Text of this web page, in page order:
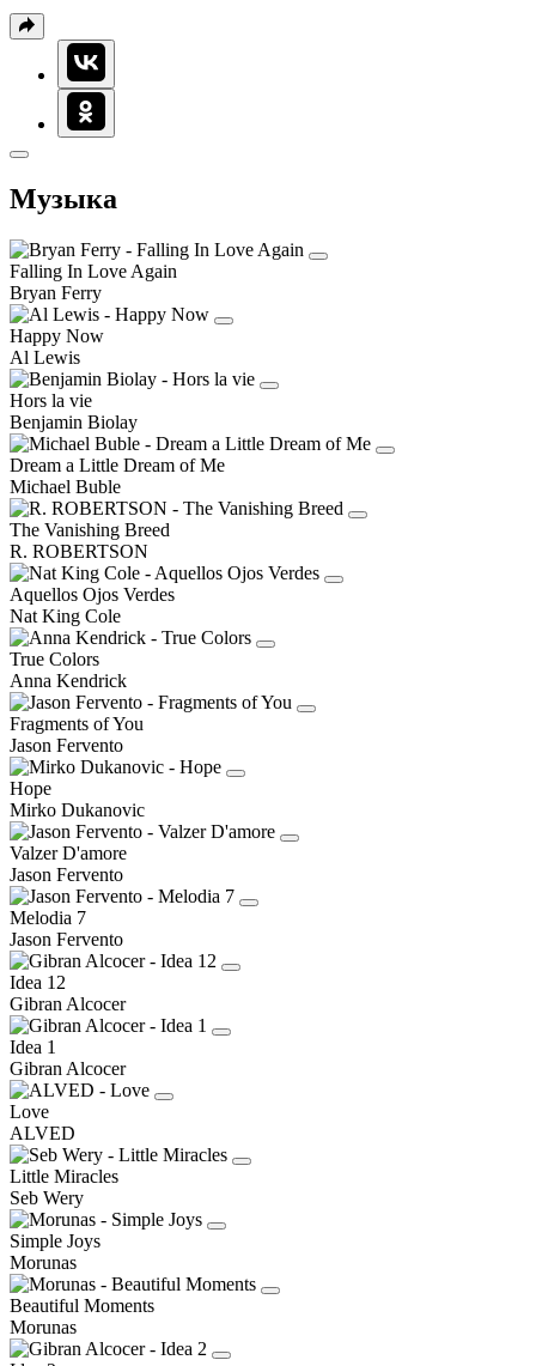
Музыка
Falling In Love Again
Bryan Ferry
Happy Now
Al Lewis
Hors la vie
Benjamin Biolay
Dream a Little Dream of Me
Michael Buble
The Vanishing Breed
R. ROBERTSON
Aquellos Ojos Verdes
Nat King Cole
True Colors
Anna Kendrick
Fragments of You
Jason Fervento
Hope
Mirko Dukanovic
Valzer D'amore
Jason Fervento
Melodia 7
Jason Fervento
Idea 12
Gibran Alcocer
Idea 1
Gibran Alcocer
Love
ALVED
Little Miracles
Seb Wery
Simple Joys
Morunas
Beautiful Moments
Morunas